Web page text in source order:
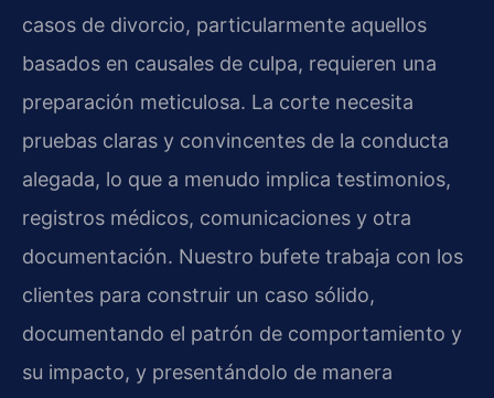
casos de divorcio, particularmente aquellos
basados en causales de culpa, requieren una
preparación meticulosa. La corte necesita
pruebas claras y convincentes de la conducta
alegada, lo que a menudo implica testimonios,
registros médicos, comunicaciones y otra
documentación. Nuestro bufete trabaja con los
clientes para construir un caso sólido,
documentando el patrón de comportamiento y
su impacto, y presentándolo de manera